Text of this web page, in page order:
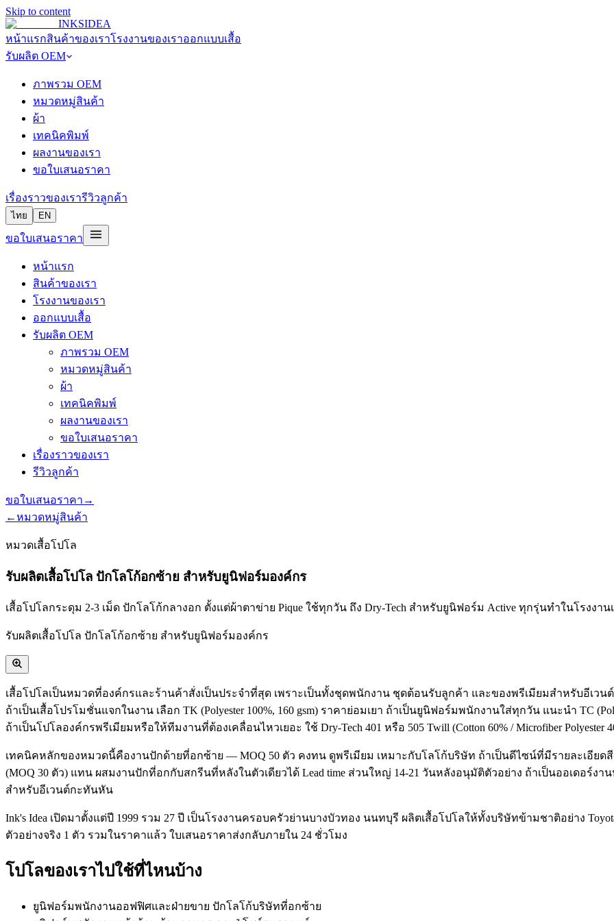
Skip to content
INKSIDEA
หน้าแรกสินค้าของเราโรงงานของเราออกแบบเสื้อ
รับผลิต OEM
ภาพรวม OEM
หมวดหมู่สินค้า
ผ้า
เทคนิคพิมพ์
ผลงานของเรา
ขอใบเสนอราคา
เรื่องราวของเรารีวิวลูกค้า
ไทย EN
ขอใบเสนอราคา
หน้าแรก
สินค้าของเรา
โรงงานของเรา
ออกแบบเสื้อ
รับผลิต OEM
ภาพรวม OEM
หมวดหมู่สินค้า
ผ้า
เทคนิคพิมพ์
ผลงานของเรา
ขอใบเสนอราคา
เรื่องราวของเรา
รีวิวลูกค้า
ขอใบเสนอราคา →
←หมวดหมู่สินค้า
หมวดเสื้อโปโล
รับผลิตเสื้อโปโล ปักโลโก้อกซ้าย สำหรับยูนิฟอร์มองค์กร
เสื้อโปโลกระดุม 2-3 เม็ด ปักโลโก้กลางอก ตั้งแต่ผ้าตาข่าย Pique ใช้ทุกวัน ถึง Dry-Tech สำหรับยูนิฟอร์ม Active ทุกรุ่นทำในโรงงาน
รับผลิตเสื้อโปโล ปักโลโก้อกซ้าย สำหรับยูนิฟอร์มองค์กร
เสื้อโปโลเป็นหมวดที่องค์กรและร้านค้าสั่งเป็นประจำที่สุด เพราะเป็นทั้งชุดพนักงาน ชุดต้อนรับลูกค้า และของพรีเมียมสำหรับอีเว
ถ้าเป็นเสื้อโปรโมชั่นแจกในงาน เลือก TK (Polyester 100%, 160 gsm) ราคาย่อมเยา ถ้าเป็นยูนิฟอร์มพนักงานใส่ทุกวัน แนะนำ TC
ถ้าเป็นโปโลองค์กรพรีเมียมหรือให้ทีมงานที่ต้องเคลื่อนไหวเยอะ ใช้ Dry-Tech 401 หรือ 505 Twill (Cotton 60% / Microfiber Polyester
เทคนิคหลักของหมวดนี้คืองานปักด้ายที่อกซ้าย — MOQ 50 ตัว คงทน ดูพรีเมียม เหมาะกับโลโก้บริษัท ถ้าเป็นดีไซน์ที่มีรายละเอียดสีเย
(MOQ 30 ตัว) แทน ผสมงานปักที่อกกับสกรีนที่หลังในตัวเดียวได้ Lead time ส่วนใหญ่ 14-21 วันหลังอนุมัติตัวอย่าง ถ้าเป็นออเดอร์งา
สำหรับอีเวนต์กะทันหัน
Ink's Idea เปิดมาตั้งแต่ปี 1999 รวม 27 ปี เป็นโรงงานครอบครัวย่านบางบัวทอง นนทบุรี ผลิตเสื้อโปโลให้ทั้งบริษัทข้ามชาติอย่าง
ตัวอย่างจริง 1 ตัว รวมในราคาแล้ว ใบเสนอราคาส่งกลับภายใน 24 ชั่วโมง
โปโลของเราไปใช้ที่ไหนบ้าง
ยูนิฟอร์มพนักงานออฟฟิศและฝ่ายขาย ปักโลโก้บริษัทที่อกซ้าย